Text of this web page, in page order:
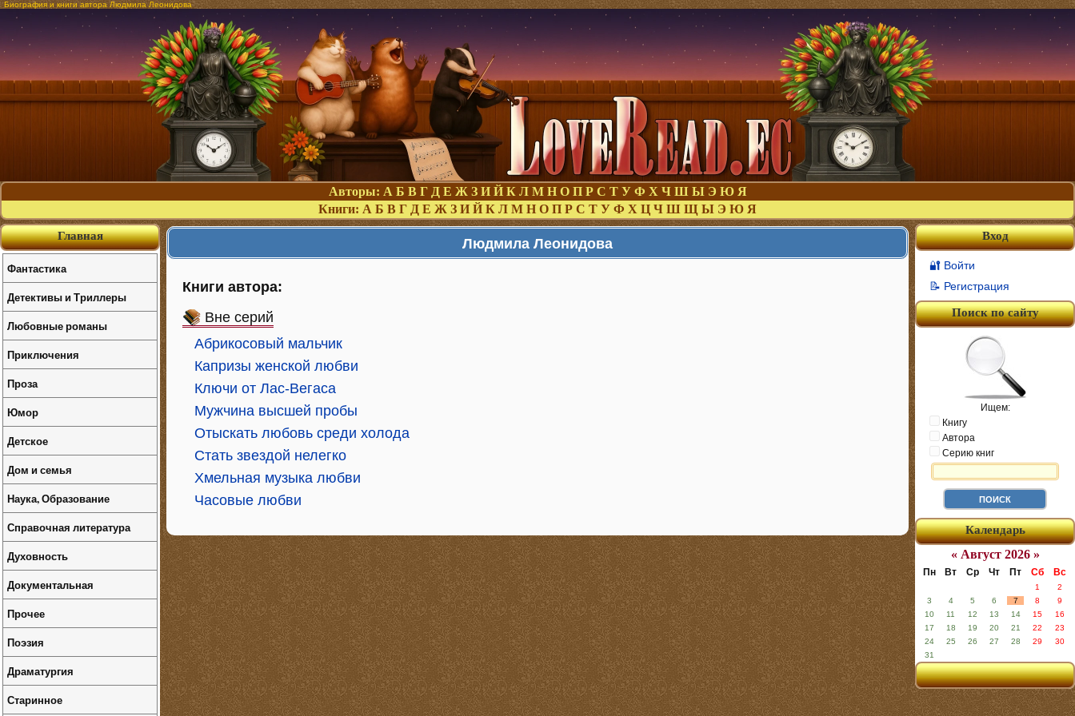
Биография и книги автора Людмила Леонидова
Авторы: А Б В Г Д Е Ж З И Й К Л М Н О П Р С Т У Ф Х Ч Ш Ы Э Ю Я
Книги: А Б В Г Д Е Ж З И Й К Л М Н О П Р С Т У Ф Х Ц Ч Ш Щ Ы Э Ю Я
Людмила Леонидова
Книги автора:
Вне серий
Абрикосовый мальчик
Капризы женской любви
Ключи от Лас-Вегаса
Мужчина высшей пробы
Отыскать любовь среди холода
Стать звездой нелегко
Хмельная музыка любви
Часовые любви
Вход
🔐 Войти
📝 Регистрация
Поиск по сайту
Ищем:
Книгу
Автора
Серию книг
Календарь
« Август 2026 »
Пн Вт Ср Чт Пт Сб Вс
1
2
3
4 5 6 7 8
9
10
11 12 13 14 15
16
17
18 19 20 21 22
23
24
25 26 27 28 29
30
31
Главная
Фантастика
Детективы и Триллеры
Любовные романы
Приключения
Проза
Юмор
Детское
Дом и семья
Наука, Образование
Справочная литература
Духовность
Документальная
Прочее
Поэзия
Драматургия
Старинное